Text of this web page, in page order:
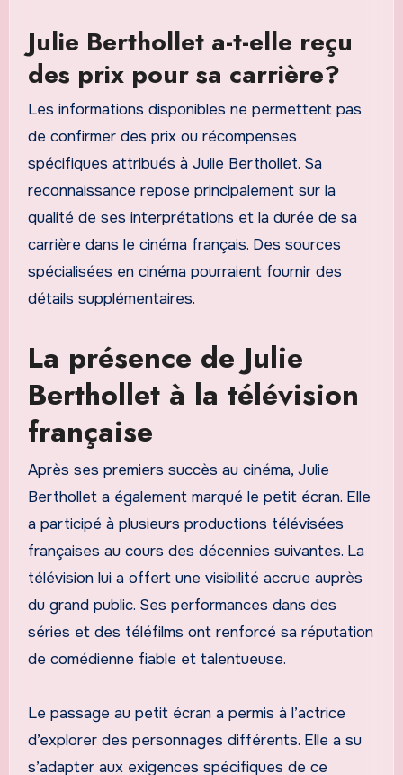
Julie Berthollet a-t-elle reçu
des prix pour sa carrière?
Les informations disponibles ne permettent pas
de confirmer des prix ou récompenses
spécifiques attribués à Julie Berthollet. Sa
reconnaissance repose principalement sur la
qualité de ses interprétations et la durée de sa
carrière dans le cinéma français. Des sources
spécialisées en cinéma pourraient fournir des
détails supplémentaires.
La présence de Julie
Berthollet à la télévision
française
Après ses premiers succès au cinéma, Julie
Berthollet a également marqué le petit écran. Elle
a participé à plusieurs productions télévisées
françaises au cours des décennies suivantes. La
télévision lui a offert une visibilité accrue auprès
du grand public. Ses performances dans des
séries et des téléfilms ont renforcé sa réputation
de comédienne fiable et talentueuse.
Le passage au petit écran a permis à l’actrice
d’explorer des personnages différents. Elle a su
s’adapter aux exigences spécifiques de ce